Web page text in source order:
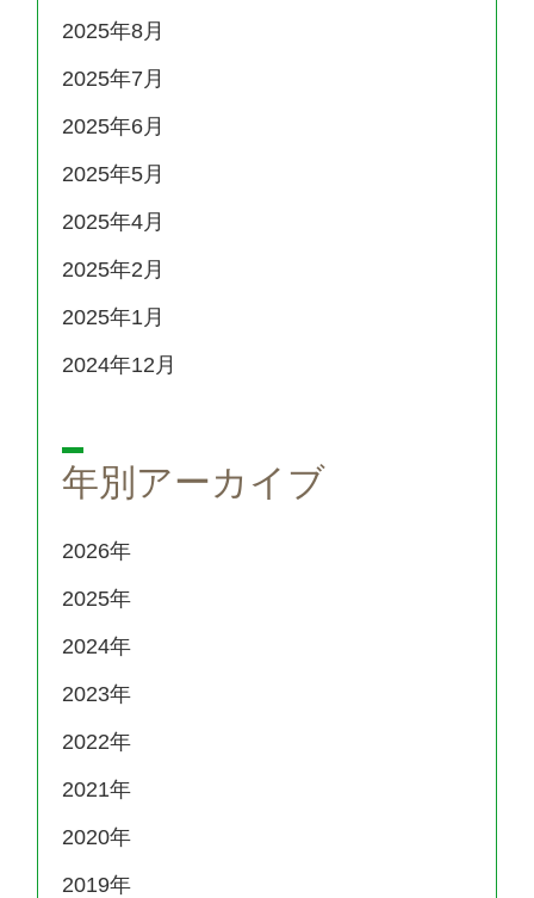
2025年8月
2025年7月
2025年6月
2025年5月
2025年4月
2025年2月
2025年1月
2024年12月
年別アーカイブ
2026
2025
2024
2023
2022
2021
2020
2019